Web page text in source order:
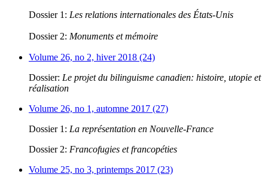
Dossier 1: Les relations internationales des États-Unis
Dossier 2: Monuments et mémoire
Volume 26, no 2, hiver 2018 (24)
Dossier: Le projet du bilinguisme canadien: histoire, utopie et
réalisation
Volume 26, no 1, automne 2017 (27)
Dossier 1: La représentation en Nouvelle-France
Dossier 2: Francofugies et francopéties
Volume 25, no 3, printemps 2017 (23)